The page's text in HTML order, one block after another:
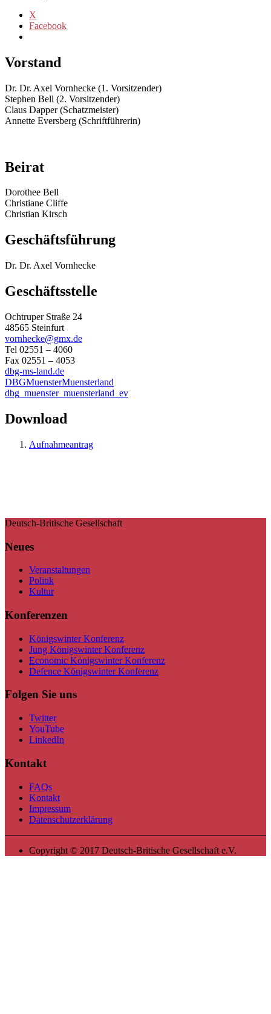
X
Facebook
Vorstand
Dr. Dr. Axel Vornhecke (1. Vorsitzender)
Stephen Bell (2. Vorsitzender)
Claus Dapper (Schatzmeister)
Annette Eversberg (Schriftführerin)
Beirat
Dorothee Bell
Christiane Cliffe
Christian Kirsch
Geschäftsführung
Dr. Dr. Axel Vornhecke
Geschäftsstelle
Ochtruper Straße 24
48565 Steinfurt
vornhecke@gmx.de
Tel 02551 – 4060
Fax 02551 – 4053
dbg-ms-land.de
DBGMuensterMuensterland
dbg_muenster_muensterland_ev
Download
Aufnahmeantrag
Deutsch-Britische Gesellschaft
Neues
Veranstaltungen
Politik
Kultur
Konferenzen
Königswinter Konferenz
Jung Königswinter Konferenz
Economic Königswinter Konferenz
Defence Königswinter Konferenz
Folgen Sie uns
Twitter
YouTube
LinkedIn
Kontakt
FAQs
Kontakt
Impressum
Datenschutzerklärung
Copyright © 2017 Deutsch-Britische Gesellschaft e.V.